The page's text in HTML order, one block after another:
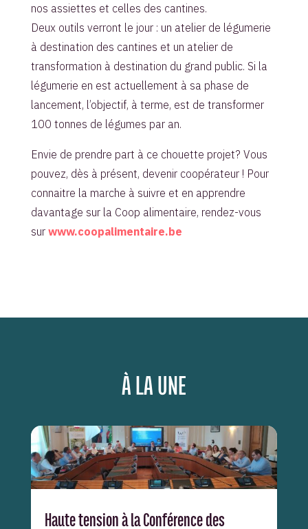
nos assiettes et celles des cantines.
Deux outils verront le jour : un atelier de légumerie
à destination des cantines et un atelier de
transformation à destination du grand public. Si la
légumerie en est actuellement à sa phase de
lancement, l’objectif, à terme, est de transformer
100 tonnes de légumes par an.
Envie de prendre part à ce chouette projet? Vous
pouvez, dès à présent, devenir coopérateur ! Pour
connaitre la marche à suivre et en apprendre
davantage sur la Coop alimentaire, rendez-vous
sur www.coopalimentaire.be
À LA UNE
Haute tension à la Conférence des